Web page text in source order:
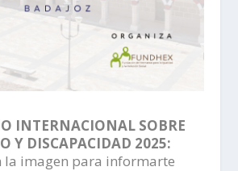
INTERNACIONAL SOBRE
Y DISCAPACIDAD 2025:
la imagen para informarte